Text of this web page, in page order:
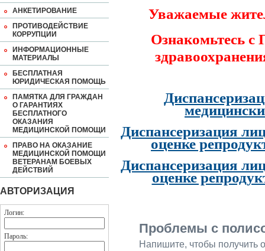
АНКЕТИРОВАНИЕ
ПРОТИВОДЕЙСТВИЕ
КОРРУПЦИИ
ИНФОРМАЦИОННЫЕ
МАТЕРИАЛЫ
БЕСПЛАТНАЯ
ЮРИДИЧЕСКАЯ ПОМОЩЬ
ПАМЯТКА ДЛЯ ГРАЖДАН
О ГАРАНТИЯХ
БЕСПЛАТНОГО
ОКАЗАНИЯ
МЕДИЦИНСКОЙ ПОМОЩИ
ПРАВО НА ОКАЗАНИЕ
МЕДИЦИНСКОЙ ПОМОЩИ
ВЕТЕРАНАМ БОЕВЫХ
ДЕЙСТВИЙ
АВТОРИЗАЦИЯ
Логин:
Пароль:
Уважаемые
Ознакомьтесь
Диспансеризация
оценке
Диспансеризация
оценке
Проблемы с
Напишите, чтобы получить